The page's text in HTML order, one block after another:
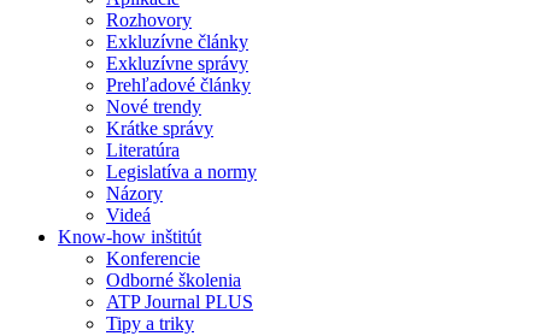
Rozhovory
Exkluzívne články
Exkluzívne správy
Prehľadové články
Nové trendy
Krátke správy
Literatúra
Legislatíva a normy
Názory
Videá
Know-how inštitút
Konferencie
Odborné školenia
ATP Journal PLUS
Tipy a triky